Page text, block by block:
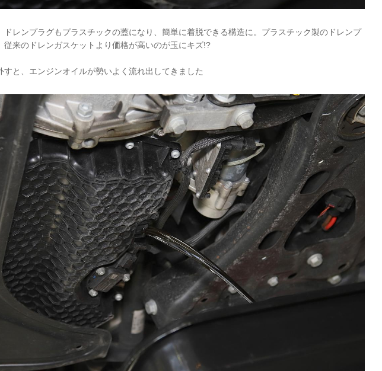
ドレンプラグもプラスチックの蓋になり、簡単に着脱できる構造に。プラスチック製のドレンプ
従来のドレンガスケットより価格が高いのが玉にキズ!?
すと、エンジンオイルが勢いよく流れ出してきました